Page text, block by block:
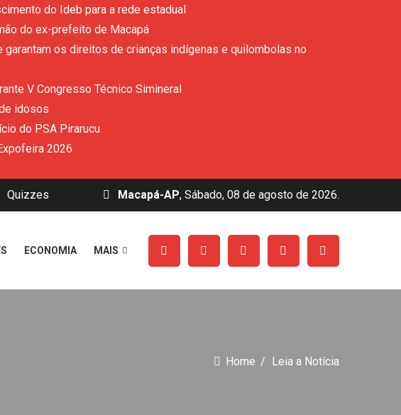
do Ideb para a rede estadual
do ex-prefeito de Macapá
os direitos de crianças indígenas e quilombolas no
V Congresso Técnico Simineral
idosos
do PSA Pirarucu
2026
Quizzes Macapá-AP, Sábado, 08 de agosto de 2026.
ECONOMIA MAIS
Home Leia a Notícia